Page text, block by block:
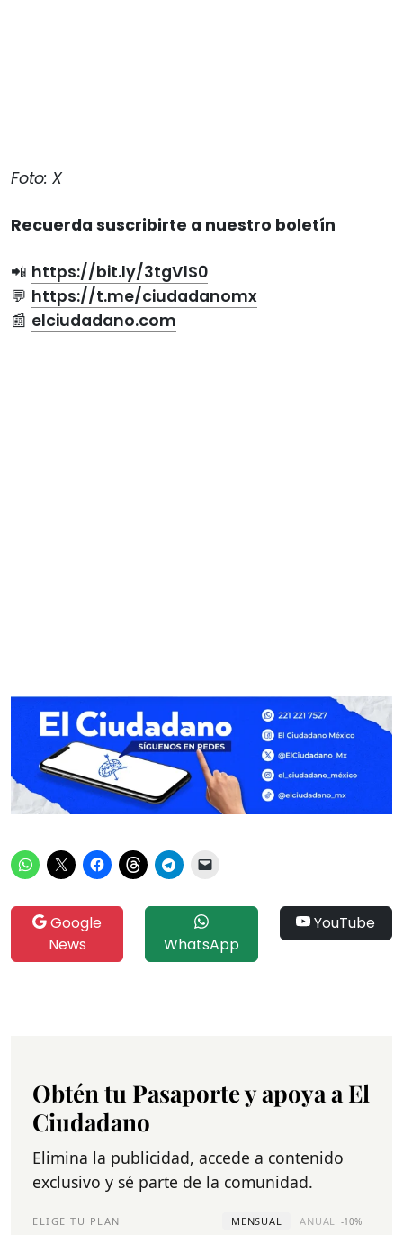
Foto: X
Recuerda suscribirte a nuestro boletín
📲 https://bit.ly/3tgVlS0
💬 https://t.me/ciudadanomx
📰 elciudadano.com
Google
News
WhatsApp
YouTube
Obtén tu Pasaporte y apoya a El
Ciudadano
Elimina la publicidad, accede a contenido
exclusivo y sé parte de la comunidad.
ELIGE TU PLAN MENSUAL ANUAL -10%